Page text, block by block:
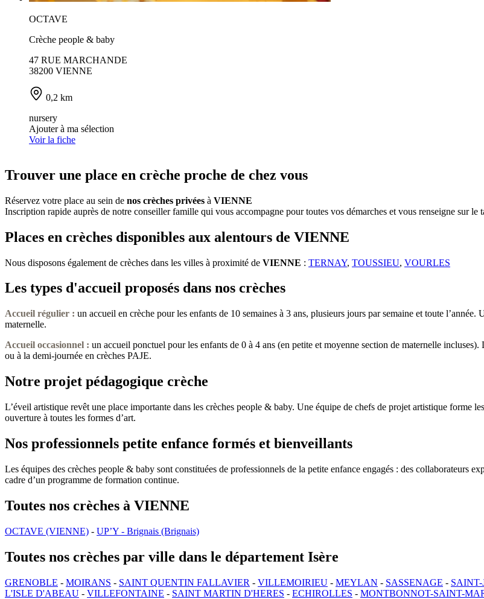
OCTAVE
Crèche people & baby
47 RUE MARCHANDE
38200 VIENNE
0,2 km
nursery
Ajouter à ma sélection
Voir la fiche
Trouver une place en crèche proche de chez vous
Réservez votre place au sein de nos crèches privées à VIENNE
Inscription rapide auprès de notre conseiller famille qui vous accompagne pour toutes vos démarches et vous renseigne sur le
Places en crèches disponibles aux alentours de VIENNE
Nous disposons également de crèches dans les villes à proximité de VIENNE : TERNAY, TOUSSIEU, VOURLES
Les types d'accueil proposés dans nos crèches
Accueil régulier : un accueil en crèche pour les enfants de 10 semaines à 3 ans, plusieurs jours par semaine et toute
maternelle.
Accueil occasionnel : un accueil ponctuel pour les enfants de 0 à 4 ans (en petite et moyenne section de maternelle
ou à la demi-journée en crèches PAJE.
Notre projet pédagogique crèche
L’éveil artistique revêt une place importante dans les crèches people & baby. Une équipe de chefs de projet artistique forme
ouverture à toutes les formes d’art.
Nos professionnels petite enfance formés et bienveillants
Les équipes des crèches people & baby sont constituées de professionnels de la petite enfance engagés : des collaborateurs
cadre d’un programme de formation continue.
Toutes nos crèches à VIENNE
OCTAVE (VIENNE) - UP’Y - Brignais (Brignais)
Toutes nos crèches par ville dans le département Isère
GRENOBLE - MOIRANS - SAINT QUENTIN FALLAVIER - VILLEMOIRIEU - MEYLAN - SASSENAGE -
L'ISLE D'ABEAU - VILLEFONTAINE - SAINT MARTIN D'HERES - ECHIROLLES - MONTBONNOT-SAINT-